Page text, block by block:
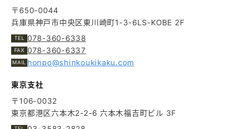
〒650-0044
兵庫県神戸市中央区東川崎町1-3-6LS-KOBE 2F
078-360-6338
078-360-6337
honpo@shinkoukikaku.com
東京支社
〒106-0032
東京都港区六本木2-2-6 六本木福吉町ビル 3F